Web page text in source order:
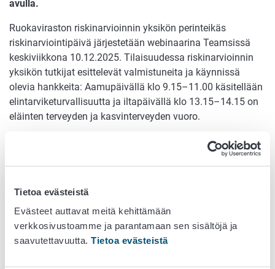
Tietoa evästeistä
Evästeet auttavat meitä kehittämään
verkkosivustoamme ja parantamaan sen sisältöjä ja
saavutettavuutta. Tietoa evästeistä
avulla.
Ruokaviraston riskinarvioinnin yksikön perinteikäs
riskinarviointipäivä järjestetään webinaarina Teamsissä
keskiviikkona 10.12.2025. Tilaisuudessa riskinarvioinnin
yksikön tutkijat esittelevät valmistuneita ja käynnissä
olevia hankkeita: Aamupäivällä klo 9.15–11.00 käsitellään
elintarviketurvallisuutta ja iltapäivällä klo 13.15–14.15 on
eläinten terveyden ja kasvinterveyden vuoro.
Tilaisuus on kaikille avoin, mutta sitä ei tallenneta
Riskinarviointipäivän 2025